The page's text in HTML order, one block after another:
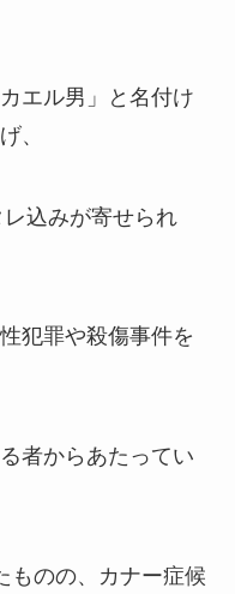
エル男」と名付け
、
込みが寄せられ
犯罪や殺傷事件を
者からあたってい
ものの、カナー症候